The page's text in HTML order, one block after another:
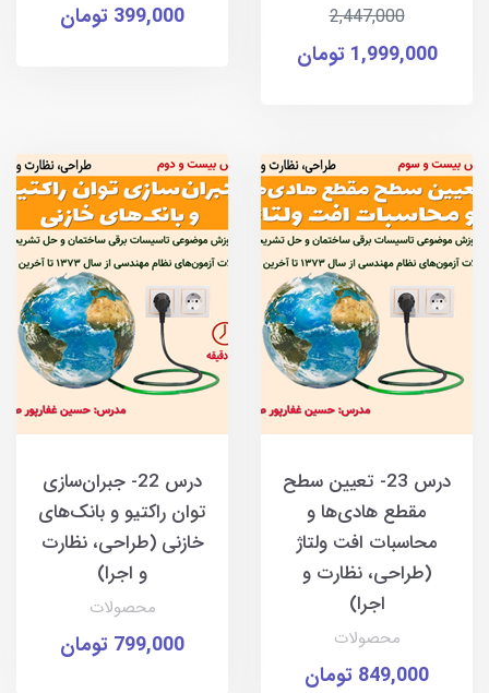
2,447,000
1,999,000 تومان
399,000 تومان
درس 23- تعیین سطح
مقطع هادی‌ها و
محاسبات افت ولتاژ
(طراحی، نظارت و
اجرا)
محصولات
849,000 تومان
درس 22- جبران‌سازی
توان راکتیو و بانک‌های
خازنی (طراحی، نظارت
و اجرا)
محصولات
799,000 تومان